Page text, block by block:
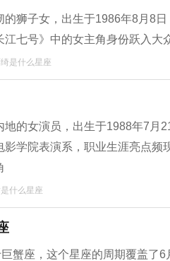
的狮子女，出生于1986年8月8
七号》中的女主角身份跃入大
是什么星座
地的女演员，出生于1988年7月
学院表演系，职业生涯亮点频
什么星座
蟹座，这个星座的周期覆盖了